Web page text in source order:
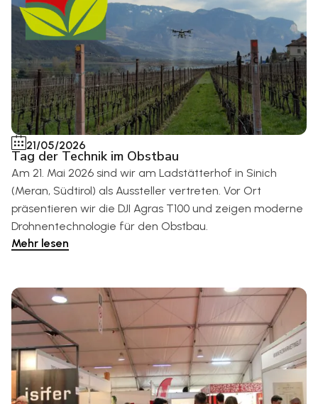
21/05/2026
Tag der Technik im Obstbau
Am 21. Mai 2026 sind wir am Ladstätterhof in Sinich
(Meran, Südtirol) als Aussteller vertreten. Vor Ort
präsentieren wir die DJI Agras T100 und zeigen moderne
Drohnentechnologie für den Obstbau.
Mehr lesen